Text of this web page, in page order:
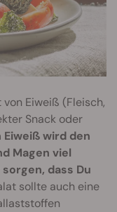
Eiweiß (Fleisch,
Snack oder
Eiweiß wird den
Magen viel
dass Du
sollte auch eine